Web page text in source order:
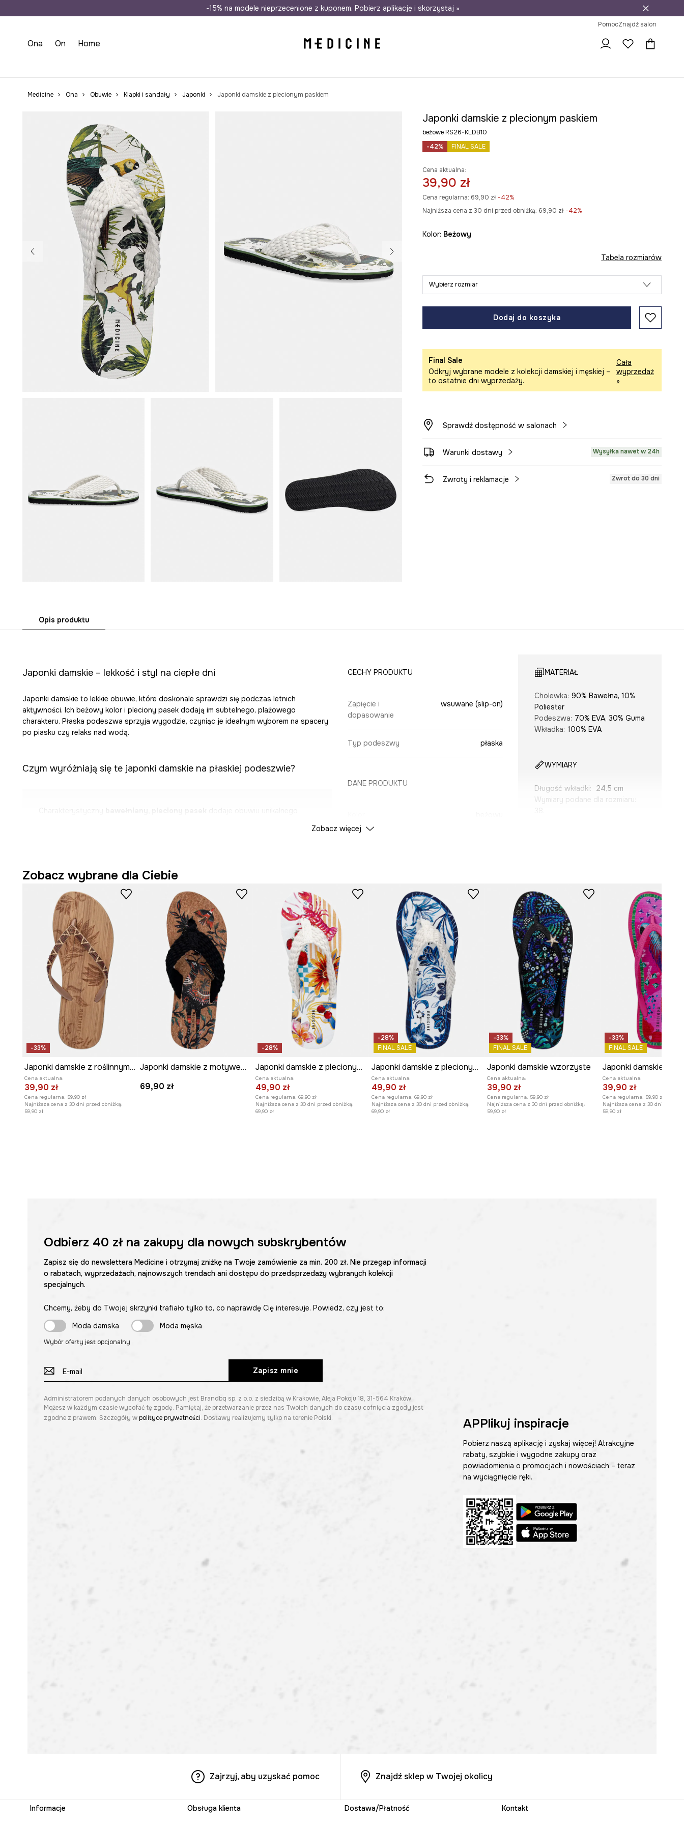
Wysyłka nawet w 24h Darmowa dostawa do salonów 30 dni na zwrot
-15% na modele nieprzecenione z kuponem. Pobierz aplikację i skorzystaj »
PomocZnajdź salon
Ona On Home
Medicine Ona Obuwie Klapki i sandały Japonki Japonki damskie z plecionym paskiem
Japonki damskie z plecionym paskiem
beżowe RS26-KLDB10
-42%
FINAL SALE
Cena aktualna:
39,90 zł
Cena regularna: 69,90 zł-42%
Najniższa cena z 30 dni przed obniżką: 69,90 zł -42%
Kolor: beżowy
Tabela rozmiarów
Wybierz rozmiar
Dodaj do koszyka
Final Sale
Odkryj wybrane modele z kolekcji damskiej i męskiej –
to ostatnie dni wyprzedaży.
Cała
wyprzedaż
»
Sprawdź dostępność w salonach
Warunki dostawy Wysyłka nawet w 24h
Zwroty i reklamacje Zwrot do 30 dni
Opis produktu
Japonki damskie – lekkość i styl na ciepłe dni
Japonki damskie to lekkie obuwie, które doskonale sprawdzi się podczas letnich
aktywności. Ich beżowy kolor i pleciony pasek dodają im subtelnego, plażowego
charakteru. Płaska podeszwa sprzyja wygodzie, czyniąc je idealnym wyborem na spacery
po piasku czy relaks nad wodą.
Czym wyróżniają się te japonki damskie na płaskiej podeszwie?
Konstrukcja wsuwana (slip-on)ułatwia szybkie zakładanie i zdejmowanie
obuwia.
CECHY PRODUKTU
Zapięcie i
dopasowanie
wsuwane (slip-on)
Typ podeszwy płaska
DANE PRODUKTU
MATERIAŁ
Cholewka: 90% Bawełna, 10%
Poliester
Podeszwa: 70% EVA, 30% Guma
Wkładka: 100% EVA
WYMIARY
Długość wkładki:
24,5 cm
Wymiary podane dla rozmiaru
Zobacz więcej
Zobacz wybrane dla Ciebie
-33%
Japonki damskie z roślinnym wzorem
Cena aktualna:
39,90 zł
Cena regularna: 59,90 zł
Najniższa cena z 30 dni przed obniżką:
59,90 zł
Japonki damskie z motywem zwierzęcym
69,90 zł
-28%
Japonki damskie z plecionym paskiem
Cena aktualna:
49,90 zł
Cena regularna: 69,90 zł
Najniższa cena z 30 dni przed obniżką:
69,90 zł
-28%
FINAL SALE
Japonki damskie z plecionymi paskami
Cena aktualna:
49,90 zł
Cena regularna: 69,90 zł
Najniższa cena z 30 dni przed obniżką:
69,90 zł
-33%
FINAL SALE
Japonki damskie wzorzyste
Cena aktualna:
39,90 zł
Cena regularna: 59,90 zł
Najniższa cena z 30 dni przed obniżką:
59,90 zł
-33%
FINAL SALE
Japonki damskie
Cena aktualna:
39,90 zł
Cena regularna: 59,90 zł
Najniższa cena z 30 dni przed
59,90 zł
Odbierz 40 złna zakupy dla nowych subskrybentów
Zapisz się do newslettera Medicine i otrzymaj zniżkę na Twoje zamówienie za min. 200 zł. Nie przegap informacji
o rabatach, wyprzedażach, najnowszych trendach ani dostępu do przedsprzedaży wybranych kolekcji
specjalnych.
Chcemy, żeby do Twojej skrzynki trafiało tylko to, co naprawdę Cię interesuje. Powiedz, czy jest to:
Moda damska
Moda męska
Wybór oferty jest opcjonalny
Zapisz mnie
Administratorem podanych danych osobowych jest Brandbq sp. z o.o. z siedzibą w Krakowie, Aleja Pokoju 18, 31-564 Kraków.
Możesz w każdym czasie wycofać tę zgodę. Pamiętaj, że przetwarzanie przez nas Twoich danych do czasu cofnięcia zgody jest
zgodne z prawem. Szczegóły w polityce prywatności. Dostawy realizujemy tylko na terenie Polski. APPlikuj inspiracje
Pobierz naszą aplikację i zyskaj więcej! Atrakcyjne
rabaty, szybkie i wygodne zakupy oraz
powiadomienia o promocjach i nowościach – teraz
na wyciągnięcie ręki.
Zajrzyj, aby uzyskać pomoc Znajdź sklep w Twojej okolicy
Informacje Obsługa klienta Dostawa/Płatność Kontakt